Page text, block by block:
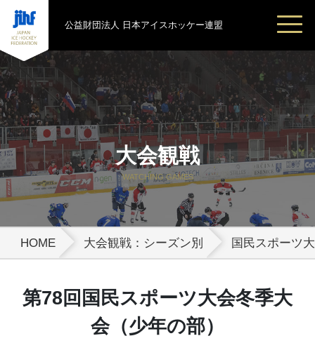
公益財団法人 日本アイスホッケー連盟
大会観戦
WATCHING GAMES
HOME 大会観戦：シーズン別 国民スポーツ
第78回国民スポーツ大会冬季大
会（少年の部）